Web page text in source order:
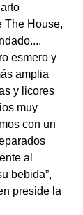
The House,
esmero y
amplia
y licores
muy
con un
al
bebida”,
preside la